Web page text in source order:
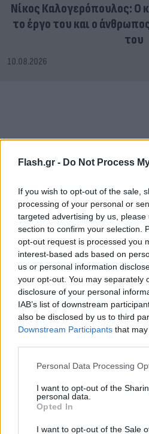
Flash.gr - Do Not Process
If you wish to opt-out of the sale,
processing of your personal or
targeted advertising by us,
section to confirm your selection.
opt-out request is processed you
interest-based ads based on
us or personal information
your opt-out. You may separately
disclosure of your personal
IAB’s list of downstream
also be disclosed by us to third
Downstream Participants that
Please note that this website/app
not limited to your visit or usage
grant or deny consent to Google
use your data for below specified
consent section.
Personal Data Processing
I want to opt-out of the
personal data.
Opted In
I want to opt-out of the Sale
Νίκος Καλογερόπουλος: Ο
το έργο του και ο
του
10.08.2026